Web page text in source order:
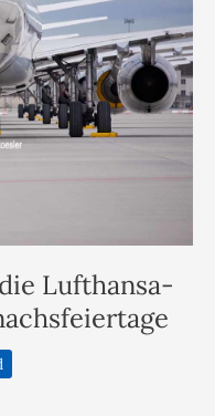
Lufthansa-